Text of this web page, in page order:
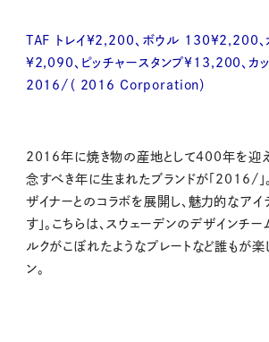
TAF トレイ¥2,200、ボウル 130¥2,200、
¥2,090、ピッチャースタンプ¥13,200、カ
2016/（ 2016 Corporation）
2016年に焼き物の産地として400年を迎
念すべき年に生まれたブランドが「2016/」
ザイナーとのコラボを展開し、魅力的なアイ
す」。こちらは、スウェーデンのデザインチー
ルクがこぼれたようなプレートなど誰もが楽
ン。